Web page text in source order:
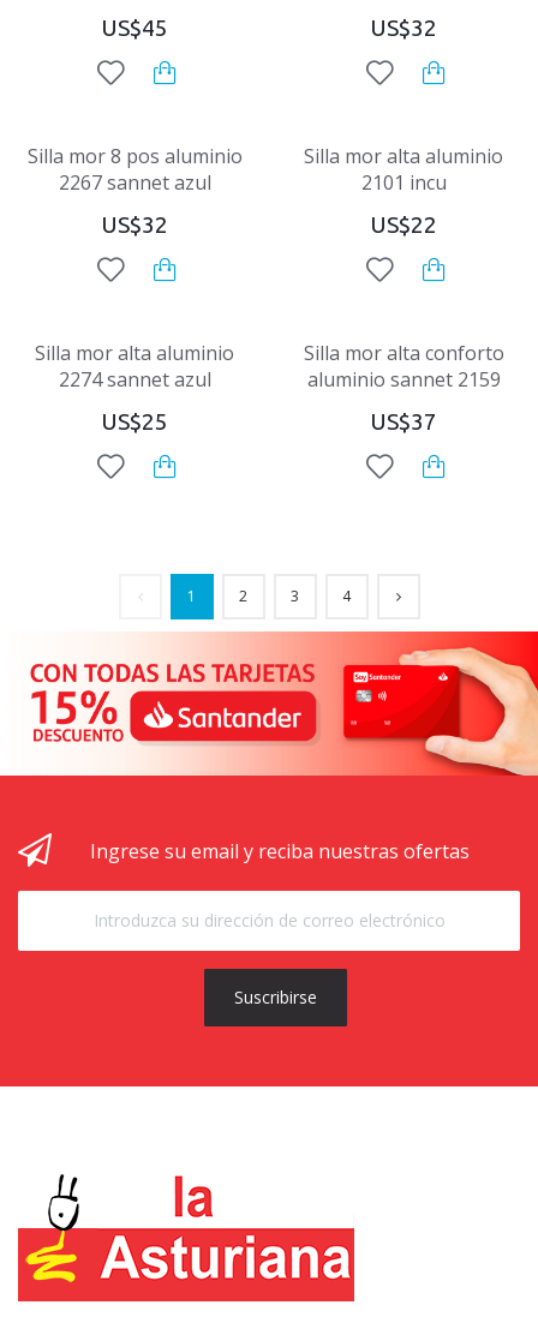
US$45
US$32
Silla mor 8 pos aluminio
2267 sannet azul
US$32
Silla mor alta aluminio
2101 incu
US$22
Silla mor alta aluminio
2274 sannet azul
US$25
Silla mor alta conforto
aluminio sannet 2159
US$37
1 2 3 4
Ingrese su email y reciba nuestras ofertas
Suscribirse